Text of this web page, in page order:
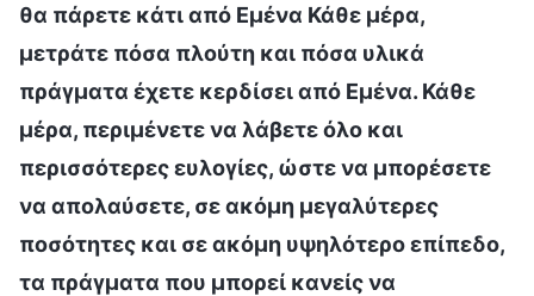
θα πάρετε κάτι από Εμένα Κάθε μέρα,
μετράτε πόσα πλούτη και πόσα υλικά
πράγματα έχετε κερδίσει από Εμένα. Κάθε
μέρα, περιμένετε να λάβετε όλο και
περισσότερες ευλογίες, ώστε να μπορέσετε
να απολαύσετε, σε ακόμη μεγαλύτερες
ποσότητες και σε ακόμη υψηλότερο επίπεδο,
τα πράγματα που μπορεί κανείς να